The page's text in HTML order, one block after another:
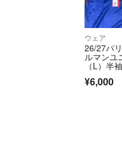
ウェア
26/27パ
ルマンユ
（L）半袖
¥6,000